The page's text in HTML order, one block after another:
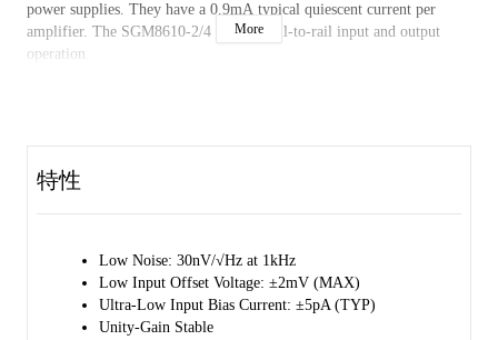
power supplies. They have a 0.9mA typical quiescent current per
amplifier. The SGM8610-2/4 support rail-to-rail input and output
operation.
Furthermore, the SGM8610-2/4 feature high speed and low power.
The SGM8610-2 is available in Green UTDFN-2×2-8BL, SOIC-8 and
MSOP-8 packages. The SGM8610-4 is available in Green SOIC-14
and TSSOP-14 packages. They are specified over the extended -40℃
More
特性
Low Noise: 30nV/√Hz at 1kHz
Low Input Offset Voltage: ±2mV (MAX)
Ultra-Low Input Bias Current: ±5pA (TYP)
Unity-Gain Stable